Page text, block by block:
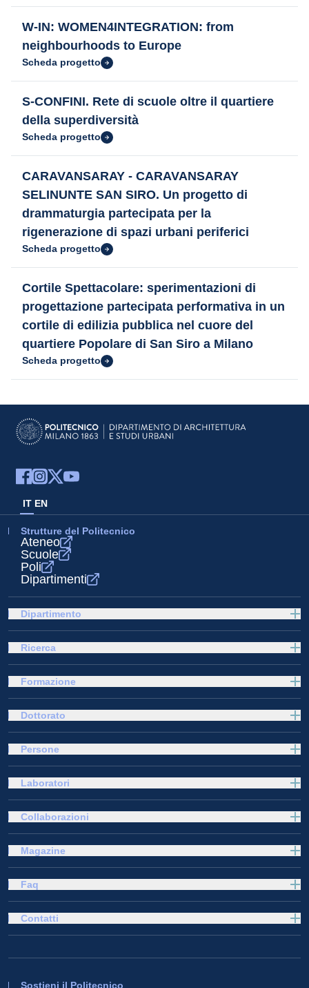
W-IN: WOMEN4INTEGRATION: from
neighbourhoods to Europe
Scheda progetto
S-CONFINI. Rete di scuole oltre il quartiere
della superdiversità
Scheda progetto
CARAVANSARAY - CARAVANSARAY
SELINUNTE SAN SIRO. Un progetto di
drammaturgia partecipata per la
rigenerazione di spazi urbani periferici
Scheda progetto
Cortile Spettacolare: sperimentazioni di
progettazione partecipata performativa in un
cortile di edilizia pubblica nel cuore del
quartiere Popolare di San Siro a Milano
Scheda progetto
IT EN
Strutture del Politecnico
Ateneo
Scuole
Poli
Dipartimenti
Dipartimento
Ricerca
Formazione
Dottorato
Persone
Laboratori
Collaborazioni
Magazine
Faq
Sostieni il Politecnico
Contatti